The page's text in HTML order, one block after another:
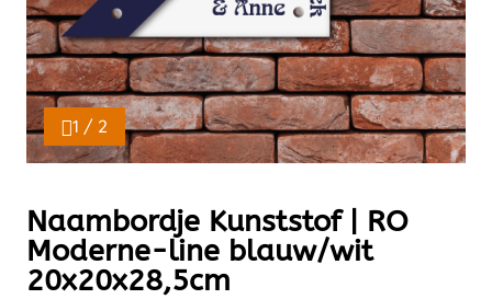
1 / 2
Naambordje Kunststof | RO
Moderne-line blauw/wit
20x20x28,5cm